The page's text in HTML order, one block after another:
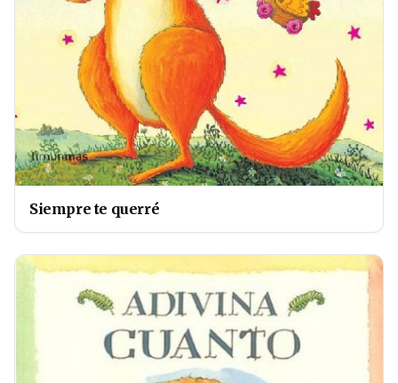
Siempre te querré